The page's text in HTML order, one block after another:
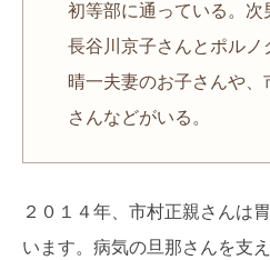
初等部に通っている。次
長谷川京子さんとポルノ
晴一夫妻のお子さんや、
さんなどがいる。
２０１４年、市村正親さんは
います。病気の旦那さんを支